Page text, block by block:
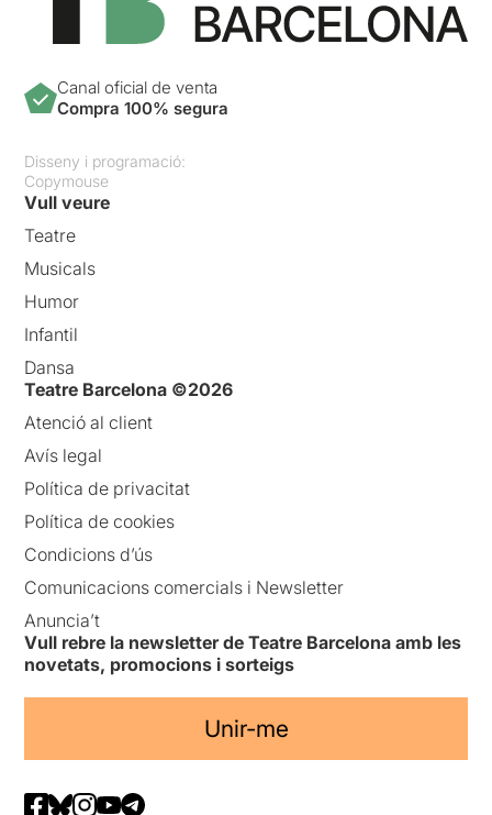
Canal oficial de venta
Compra 100% segura
Disseny i programació:
Copymouse
Vull veure
Teatre
Musicals
Humor
Infantil
Dansa
Teatre Barcelona ©2026
Atenció al client
Avís legal
Política de privacitat
Política de cookies
Condicions d’ús
Comunicacions comercials i Newsletter
Anuncia’t
Vull rebre la newsletter de Teatre Barcelona amb les
novetats, promocions i sorteigs
Unir-me